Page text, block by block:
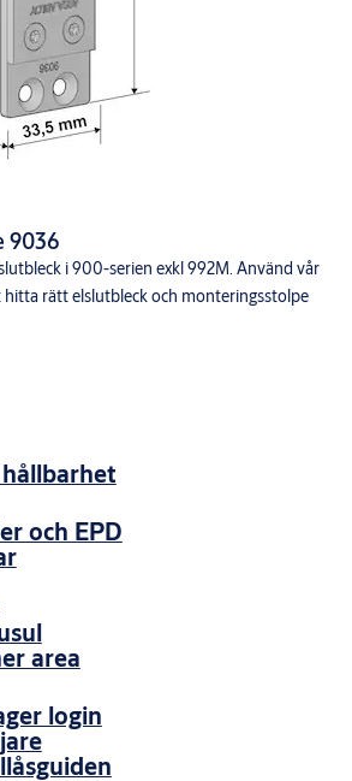
9036
i 900-serien exkl 992M. Använd vår
rätt elslutbleck och monteringsstolpe
och EPD
area
login